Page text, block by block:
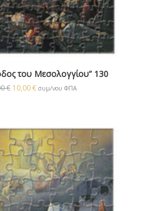
του Μεσολογγίου” 130
€ 10,00€ συμ/νου ΦΠΑ